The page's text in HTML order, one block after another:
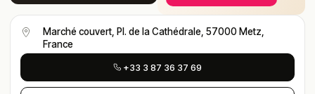
Marché couvert, Pl. de la Cathédrale, 57000 Metz,
France
+33 3 87 36 37 69